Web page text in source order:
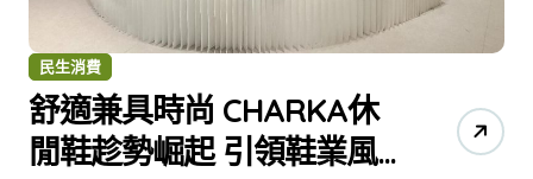
民生消費
舒適兼具時尚 CHARKA休
閒鞋趁勢崛起 引領鞋業風